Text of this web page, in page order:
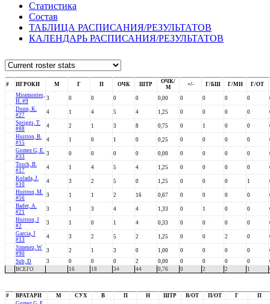
Статистика
Состав
ТАБЛИЦА РАСПИСАНИЯ/РЕЗУЛЬТАТОВ
КАЛЕНДАРЬ РАСПИСАНИЯ/РЕЗУЛЬТАТОВ
# ИГРОКИ М Г П ОЧК ШТР
ОЧК/
М
+/- Г/БШ Г/МН
Г/ОТ
Miramontes,
H. #9
3 0 0 0 0 0,00 0 0 0 0
Dunn, K.
#27
4 1 4 5 4 1,25 0 0 0 0
Spriggs, T.
#88
4 2 1 3 8 0,75 0 1 0 0
Huitron, B.
#15
4 1 0 1 0 0,25 0 0 0 0
Gomez G, E.
#33
3 0 0 0 0 0,00 0 0 0 0
Tosch, B.
#17
4 1 4 5 4 1,25 0 0 0 0
Kolada, J.
#10
4 3 2 5 0 1,25 0 0 0 1
Huitron, M.
#56
3 1 1 2 16 0,67 0 0 0 0
Bader, A.
#21
3 1 3 4 4 1,33 0 1 0 0
Huitron, J
#2
3 1 0 1 4 0,33 0 0 0 0
Garcia, J
#13
4 3 2 5 2 1,25 0 0 2 0
Jimenez, W
#90
3 2 1 3 0 1,00 0 0 0 0
Sub, D
3 0 0 0 2 0,00 0 0 0 0
ВСЕГО
16 18 34 44 0,76 0 2 2 1
# ВРАТАРИ М СУХ В П Н ШТР В/ОТ П/ОТ Г
П